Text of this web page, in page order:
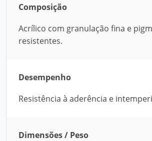
Composição
Acrílico com granulação fina e
resistentes.
Desempenho
Resistência à aderência e
Dimensões / Peso